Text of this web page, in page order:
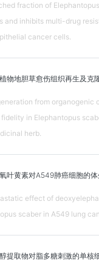
fraction of
and inhibits multi-drug
cancer cells.
物地胆草愈伤组织再生及克
from organogenic
in Elephantopus
herb.
叶黄素对A549肺癌细胞的体
effect of
scaber in A549 lung
提取物对脂多糖刺激的单核